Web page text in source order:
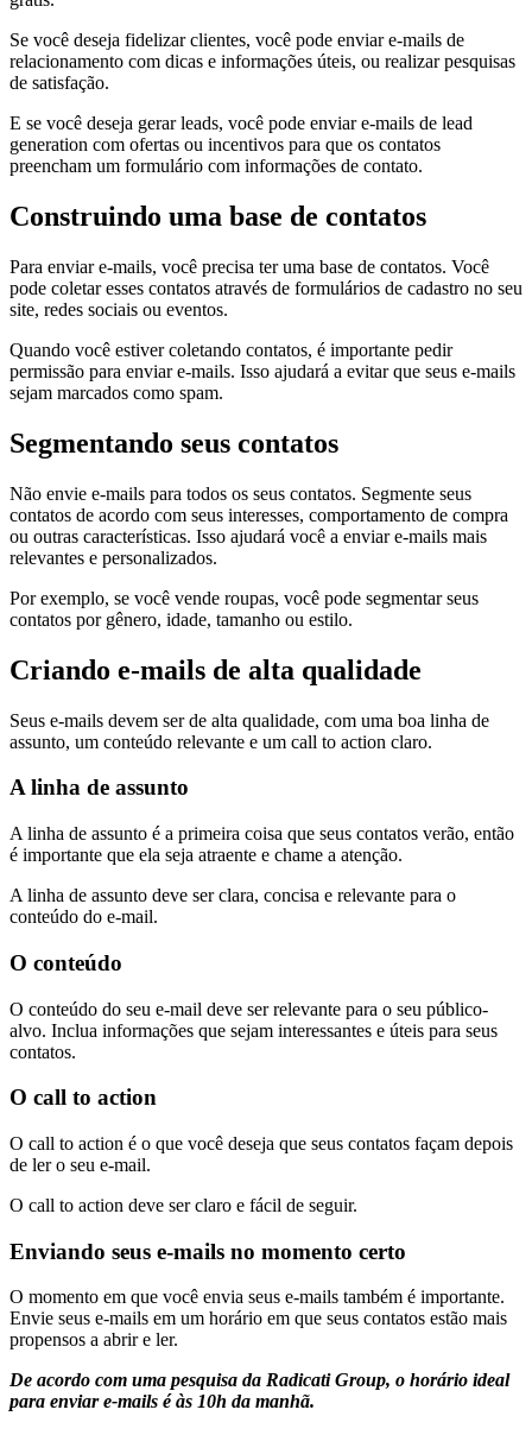
Se você deseja fidelizar clientes, você pode enviar e-mails de
relacionamento com dicas e informações úteis, ou realizar pesquisas
de satisfação.
E se você deseja gerar leads, você pode enviar e-mails de lead
generation com ofertas ou incentivos para que os contatos
preencham um formulário com informações de contato.
Construindo uma base de contatos
Para enviar e-mails, você precisa ter uma base de contatos. Você
pode coletar esses contatos através de formulários de cadastro no seu
site, redes sociais ou eventos.
Quando você estiver coletando contatos, é importante pedir
permissão para enviar e-mails. Isso ajudará a evitar que seus e-mails
sejam marcados como spam.
Segmentando seus contatos
Não envie e-mails para todos os seus contatos. Segmente seus
contatos de acordo com seus interesses, comportamento de compra
ou outras características. Isso ajudará você a enviar e-mails mais
relevantes e personalizados.
Por exemplo, se você vende roupas, você pode segmentar seus
contatos por gênero, idade, tamanho ou estilo.
Criando e-mails de alta qualidade
Seus e-mails devem ser de alta qualidade, com uma boa linha de
assunto, um conteúdo relevante e um call to action claro.
A linha de assunto
A linha de assunto é a primeira coisa que seus contatos verão, então
é importante que ela seja atraente e chame a atenção.
A linha de assunto deve ser clara, concisa e relevante para o
conteúdo do e-mail.
O conteúdo
O conteúdo do seu e-mail deve ser relevante para o seu público-
alvo. Inclua informações que sejam interessantes e úteis para seus
contatos.
O call to action
O call to action é o que você deseja que seus contatos façam depois
de ler o seu e-mail.
O call to action deve ser claro e fácil de seguir.
Enviando seus e-mails no momento certo
O momento em que você envia seus e-mails também é importante.
Envie seus e-mails em um horário em que seus contatos estão mais
propensos a abrir e ler.
De acordo com uma pesquisa da Radicati Group, o horário ideal
para enviar e-mails é às 10h da manhã.